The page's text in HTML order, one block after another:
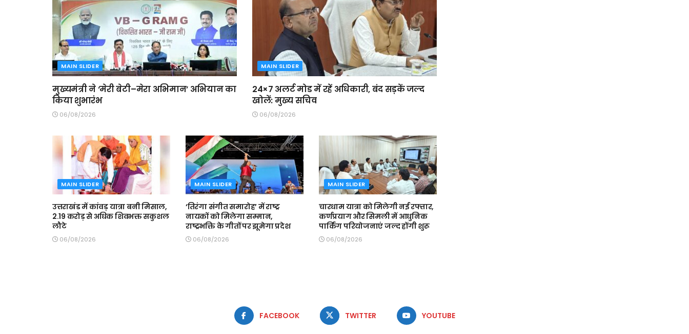
MAIN SLIDER
मुख्यमंत्री ने ‘मेरी बेटी–मेरा अभिमान’ अभियान का
किया शुभारंभ
06/08/2026
MAIN SLIDER
24×7 अलर्ट मोड में रहें अधिकारी, बंद सड़कें जल्द
खोलें: मुख्य सचिव
06/08/2026
MAIN SLIDER
उत्तराखंड में कांवड़ यात्रा बनी मिसाल,
2.19 करोड़ से अधिक शिवभक्त सकुशल
लौटे
06/08/2026
MAIN SLIDER
‘तिरंगा संगीत समारोह’ में राष्ट्र
नायकों को मिलेगा सम्मान,
राष्ट्रभक्ति के गीतों पर झूमेगा प्रदेश
06/08/2026
MAIN SLIDER
चारधाम यात्रा को मिलेगी नई रफ्तार,
कर्णप्रयाग और सिमली में आधुनिक
पार्किंग परियोजनाएं जल्द होंगी शुरू
06/08/2026
FACEBOOK TWITTER YOUTUBE